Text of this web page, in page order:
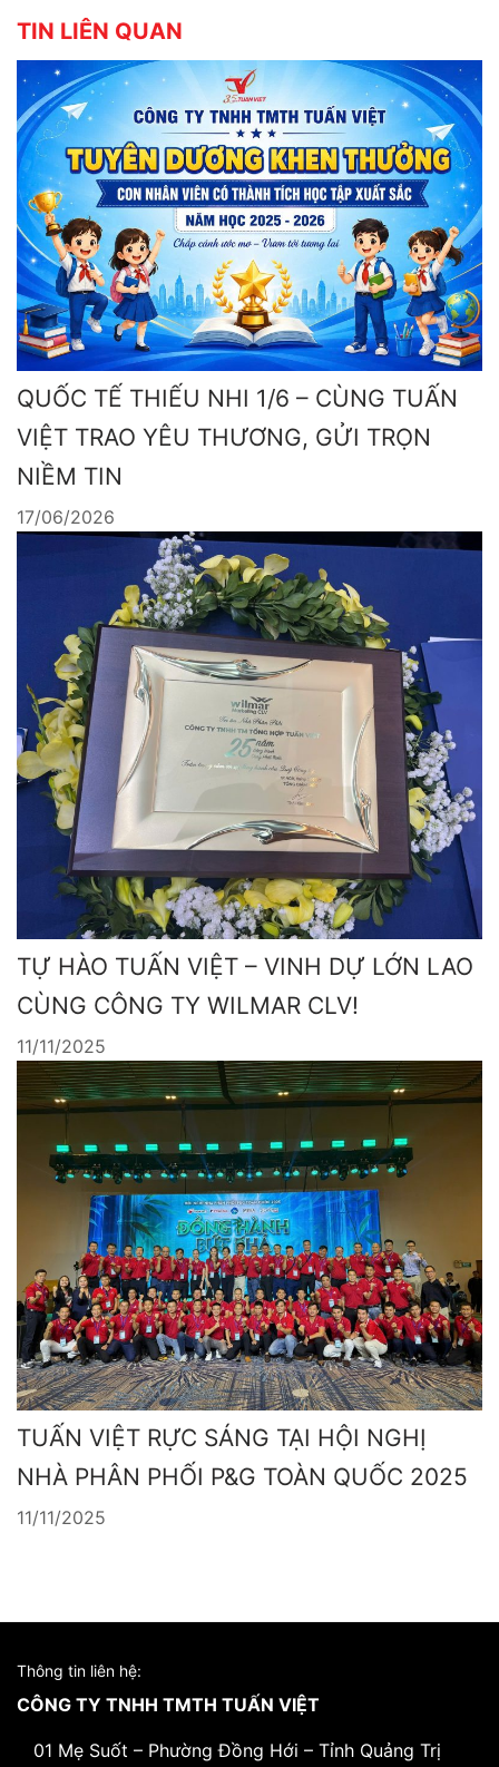
TIN LIÊN QUAN
QUỐC TẾ THIẾU NHI 1/6 – CÙNG TUẤN
VIỆT TRAO YÊU THƯƠNG, GỬI TRỌN
NIỀM TIN
17/06/2026
TỰ HÀO TUẤN VIỆT – VINH DỰ LỚN LAO
CÙNG CÔNG TY WILMAR CLV!
11/11/2025
TUẤN VIỆT RỰC SÁNG TẠI HỘI NGHỊ
NHÀ PHÂN PHỐI P&G TOÀN QUỐC 2025
11/11/2025
Thông tin liên hệ:
CÔNG TY TNHH TMTH TUẤN VIỆT
01 Mẹ Suốt – Phường Đồng Hới – Tỉnh Quảng Trị